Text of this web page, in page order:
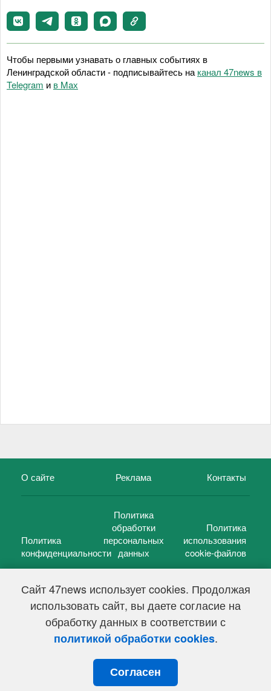
Сайт 47news использует cookies. Продолжая
использовать сайт, вы даете согласие на
обработку данных в соответствии с
политикой обработки cookies.
Согласен
Чтобы первыми узнавать о главных событиях в
Ленинградской области - подписывайтесь на канал 47news в
Telegram и в Maх
О сайте Реклама Контакты
Политика
конфиденциальности
Политика
обработки
персональных
данных
Политика
использования
cookie-файлов
47 новостей (47 news)2005 — 2026 г.
Свидетельство о регистрации СМИ Эл № ФС 77-39848, выдано
Федеральной службой по надзору в сфере связи,
информационных технологий и массовых коммуникаций